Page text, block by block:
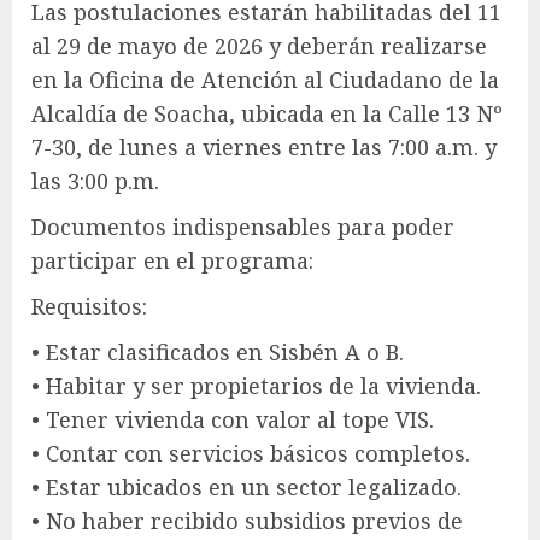
Las postulaciones estarán habilitadas del 11
al 29 de mayo de 2026 y deberán realizarse
en la Oficina de Atención al Ciudadano de la
Alcaldía de Soacha, ubicada en la Calle 13 Nº
7-30, de lunes a viernes entre las 7:00 a.m. y
las 3:00 p.m.
Documentos indispensables para poder
participar en el programa:
Requisitos:
•⁠ ⁠Estar clasificados en Sisbén A o B.
•⁠ ⁠Habitar y ser propietarios de la vivienda.
•⁠ ⁠Tener vivienda con valor al tope VIS.
•⁠ ⁠Contar con servicios básicos completos.
•⁠ ⁠Estar ubicados en un sector legalizado.
•⁠ ⁠No haber recibido subsidios previos de